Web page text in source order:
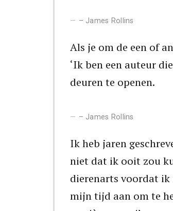
– James Rollins
Als je om de een of
‘Ik ben een auteur
deuren te openen.
– James Rollins
Ik heb jaren
niet dat ik ooit zou
dierenarts voordat ik
mijn tijd aan om te